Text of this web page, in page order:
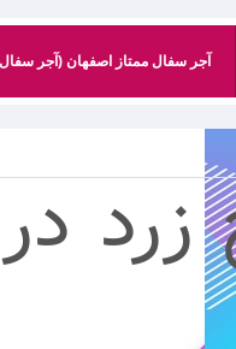
آجر سفال ممتاز اصفهان (آجر